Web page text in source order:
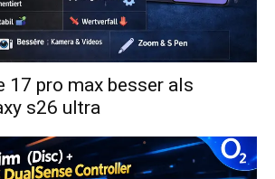
17 pro max besser als
s26 ultra